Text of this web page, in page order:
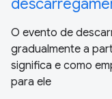
O evento de
gradualmente a
significa e como
para ele